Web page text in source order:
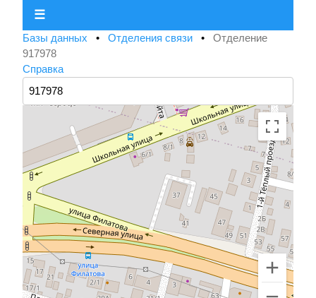
☰
Базы данных • Отделения связи • Отделение
917978
Справка